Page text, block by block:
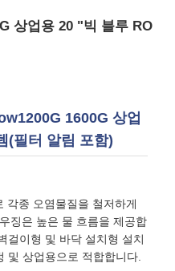
상업용 20 "빅 블루 RO
1600G 상업
(필터 알림 포함)
각종 오염물질을 철저하게
징은 높은 물 흐름을 제공합
걸이형 및 바닥 설치형 설치
및 상업용으로 적합합니다.